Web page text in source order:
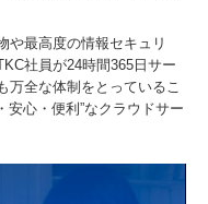
や最高度の情報セキュリ
社員が24時間365日サー
万全な体制をとっているこ
安心・便利”なクラウドサー